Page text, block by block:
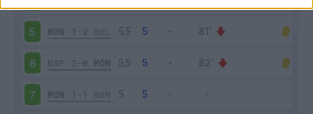
5 MON 1-2 BOL
6 NAP 2-0 MON
7 MON 1-1 ROM